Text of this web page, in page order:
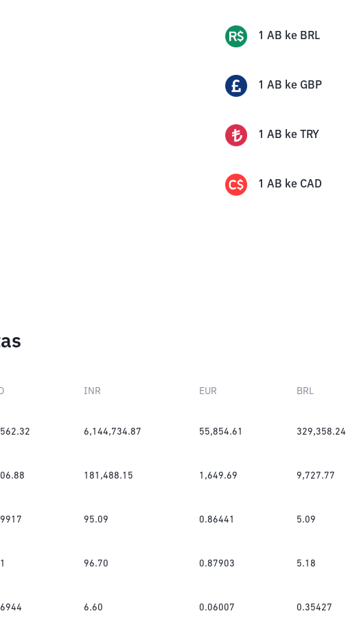
1 AB ke BRL
1 AB ke GBP
1 AB ke TRY
1 AB ke CAD
INR EUR BRL
6,144,734.87 55,854.61 329,358.24
181,488.15 1,649.69 9,727.77
95.09 0.86441 5.09
96.70 0.87903 5.18
6.60 0.06007 0.35427